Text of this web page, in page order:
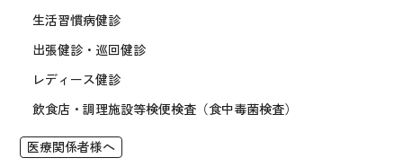
生活習慣病健診
出張健診・巡回健診
レディース健診
飲食店・調理施設等検便検査 （食中毒菌検査）
医療関係者様へ